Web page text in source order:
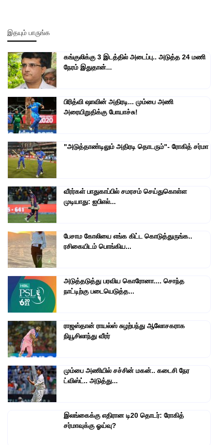
இதயும் பாருங்க
கங்குலிக்கு 3 இடத்தில் அடைப்பு.. அடுத்த 24 மணி
நேரம் இதுதான்...
பிரித்வி ஷாவின் அதிரடி... மும்பை அணி
அரையிறுதிக்கு போயாச்சு!
"அடுத்தாண்டிலும் அதிரடி தொடரும்"- ரோகித் சர்மா
வீரர்கள் பாதுகாப்பில் சமரசம் செய்துகொள்ள
முடியாது: ஐபிஎல்...
பேசாம கோலியை எங்க கிட்ட கொடுத்துருங்க..
ரசிகையிடம் பொங்கிய...
அடுத்தடுத்து பரவிய கொரோனா.... சொந்த
நாட்டிற்கு படையெடுத்த...
ராஜஸ்தான் ராயல்ஸ் சுழற்பந்து ஆலோசகராக
நியூசிலாந்து வீரர்
மும்பை அணியில் சச்சின் மகன்.. கடைசி நேர
ட்விஸ்ட்.. அடுத்து...
இலங்கைக்கு எதிரான டி20 தொடர்: ரோகித்
சர்மாவுக்கு ஓய்வு?